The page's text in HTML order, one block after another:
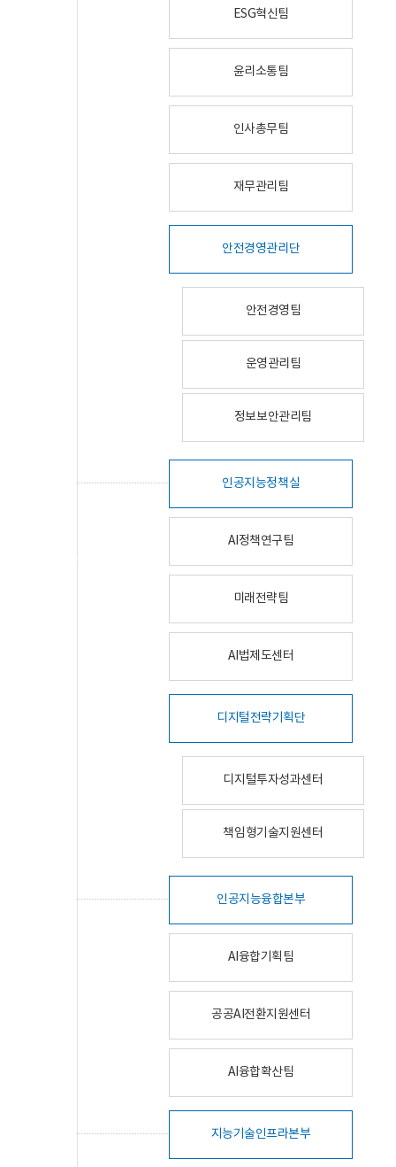
ESG혁신팀
윤리소통팀
인사총무팀
재무관리팀
안전경영관리단
안전경영팀
운영관리팀
정보보안관리팀
인공지능정책실
AI정책연구팀
미래전략팀
AI법제도센터
디지털전략기획단
디지털투자성과센터
책임형기술지원센터
인공지능융합본부
AI융합기획팀
공공AI전환지원센터
AI융합확산팀
지능기술인프라본부